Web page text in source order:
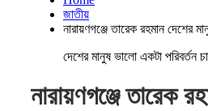
জাতীয়
নারায়ণগঞ্জে তারেক রহমান দেশের
দেশের মানুষ ভালো একটা পরিবর্তন
নারায়ণগঞ্জে তারেক